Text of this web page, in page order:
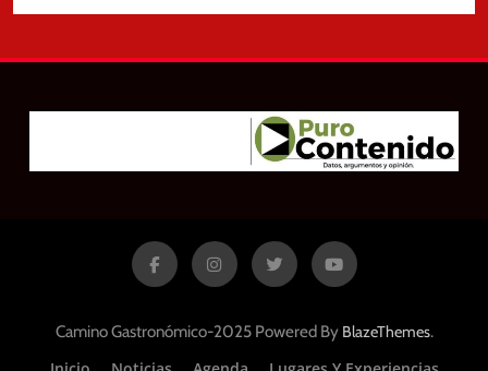
Camino Gastronómico-2025 Powered By BlazeThemes.